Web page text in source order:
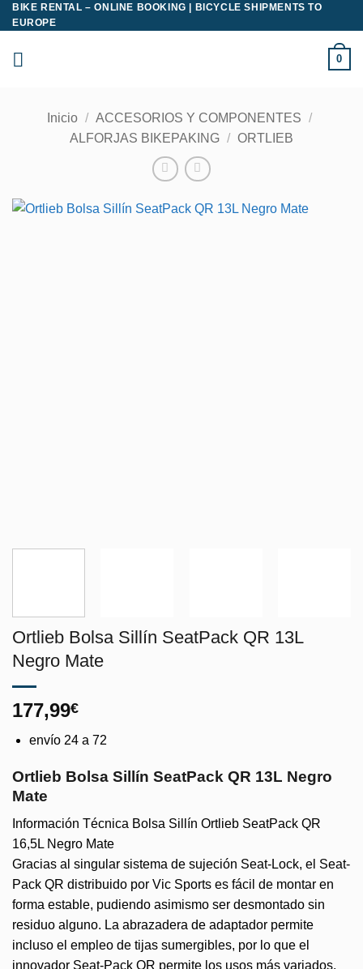
Saltar
al
contenido
BIKE RENTAL – ONLINE BOOKING | BICYCLE SHIPMENTS TO
EUROPE
0
Inicio / ACCESORIOS Y COMPONENTES /
ALFORJAS BIKEPAKING / ORTLIEB
Ortlieb Bolsa Sillín SeatPack QR 13L
Negro Mate
177,99€
envío 24 a 72
Ortlieb Bolsa Sillín SeatPack QR 13L Negro
Mate
Información Técnica Bolsa Sillín Ortlieb SeatPack QR
16,5L Negro Mate
Gracias al singular sistema de sujeción Seat-Lock, el Seat-
Pack QR distribuido por Vic Sports es fácil de montar en
forma estable, pudiendo asimismo ser desmontado sin
residuo alguno. La abrazadera de adaptador permite
incluso el empleo de tijas sumergibles, por lo que el
innovador Seat-Pack QR permite los usos más variados.